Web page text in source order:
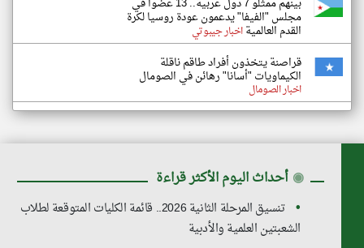
مجلس "الفيفا" يدعمون عودة روسيا لكرة
القدم العالميةاخبار جيبوتي
قراصنة يتخذون أفراد طاقم ناقلة
الكيماويات "أسانا" رهائن في الصومال
اخبار الصومال
◉ أحداث اليوم الأكثر قراءة
تنسيق المرحلة الثانية 2026.. قائمة الكليات المتوقعة لطلاب
الشعبتين العلمية والأدبية